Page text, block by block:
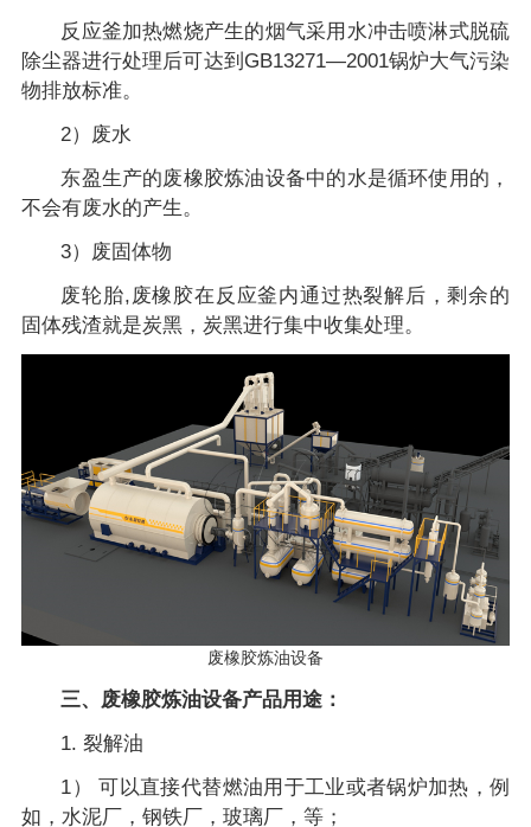
反应釜加热燃烧产生的烟气采用水冲击喷淋式脱硫
除尘器进行处理后可达到GB13271—2001锅炉大气污染
物排放标准。
2）废水
东盈生产的废橡胶炼油设备中的水是循环使用的，
不会有废水的产生。
3）废固体物
废轮胎,废橡胶在反应釜内通过热裂解后，剩余的
固体残渣就是炭黑，炭黑进行集中收集处理。
废橡胶炼油设备
三、废橡胶炼油设备产品用途：
1. 裂解油
1） 可以直接代替燃油用于工业或者锅炉加热，例
如，水泥厂，钢铁厂，玻璃厂，等；